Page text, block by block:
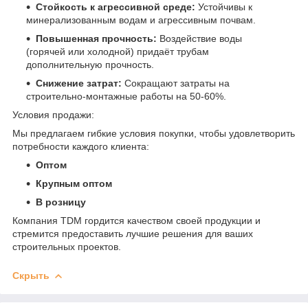
Стойкость к агрессивной среде: Устойчивы к
минерализованным водам и агрессивным почвам.
Повышенная прочность: Воздействие воды
(горячей или холодной) придаёт трубам
дополнительную прочность.
Снижение затрат: Сокращают затраты на
строительно-монтажные работы на 50-60%.
Условия продажи:
Мы предлагаем гибкие условия покупки, чтобы удовлетворить
потребности каждого клиента:
Оптом
Крупным оптом
В розницу
Компания TDM гордится качеством своей продукции и
стремится предоставить лучшие решения для ваших
строительных проектов.
Скрыть